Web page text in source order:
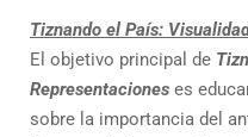
Tiznando el País:
El objetivo principal de
Representaciones es
sobre la importancia del